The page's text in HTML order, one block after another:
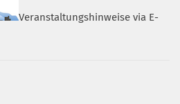
Veranstaltungshinweise via E-